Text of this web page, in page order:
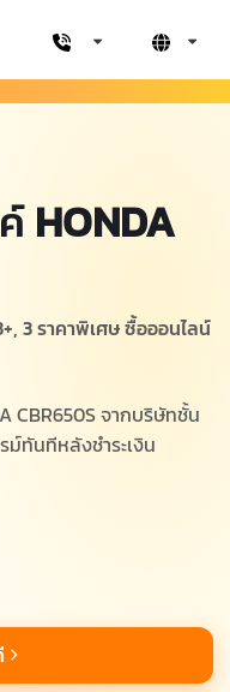
HONDA
3 ราคาพิเศษ ซื้อออนไลน์
CBR650S จากบริษัทชั้น
ม์ทันทีหลังชำระเงิน